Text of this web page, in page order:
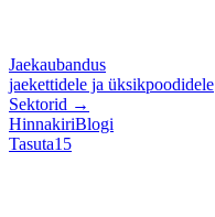
Jaekaubandus
jaekettidele ja üksikpoodidele
Sektorid →
HinnakiriBlogi
Tasuta15